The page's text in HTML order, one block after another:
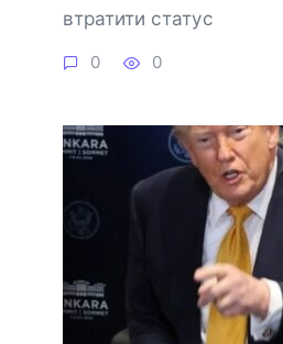
втратити статус
0 0